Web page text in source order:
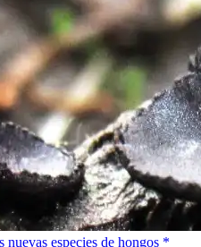
especies de hongos *